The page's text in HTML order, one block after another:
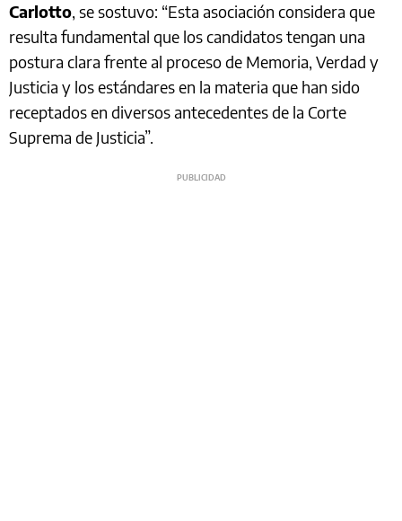
Carlotto, se sostuvo: “Esta asociación considera que
resulta fundamental que los candidatos tengan una
postura clara frente al proceso de Memoria, Verdad y
Justicia y los estándares en la materia que han sido
receptados en diversos antecedentes de la Corte
Suprema de Justicia”.